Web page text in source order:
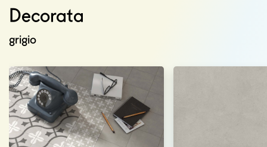
Decorata
grigio